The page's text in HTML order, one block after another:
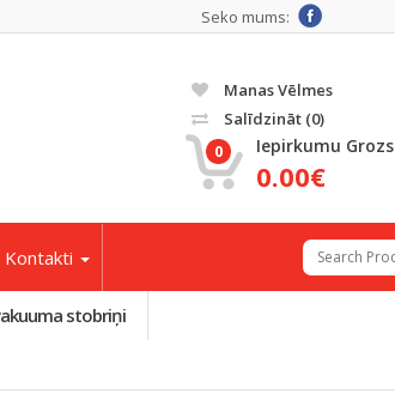
Seko mums:
Manas Vēlmes
Salīdzināt (0)
0 Iepirkumu Grozs
0.00€
Kontakti
stobriņi